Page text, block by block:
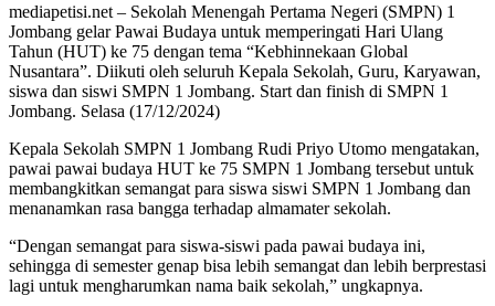
mediapetisi.net – Sekolah Menengah Pertama Negeri (SMPN) 1
Jombang gelar Pawai Budaya untuk memperingati Hari Ulang
Tahun (HUT) ke 75 dengan tema “Kebhinnekaan Global
Nusantara”. Diikuti oleh seluruh Kepala Sekolah, Guru, Karyawan,
siswa dan siswi SMPN 1 Jombang. Start dan finish di SMPN 1
Jombang. Selasa (17/12/2024)
Kepala Sekolah SMPN 1 Jombang Rudi Priyo Utomo mengatakan,
pawai pawai budaya HUT ke 75 SMPN 1 Jombang tersebut untuk
membangkitkan semangat para siswa siswi SMPN 1 Jombang dan
menanamkan rasa bangga terhadap almamater sekolah.
“Dengan semangat para siswa-siswi pada pawai budaya ini,
sehingga di semester genap bisa lebih semangat dan lebih berprestasi
lagi untuk mengharumkan nama baik sekolah,” ungkapnya.